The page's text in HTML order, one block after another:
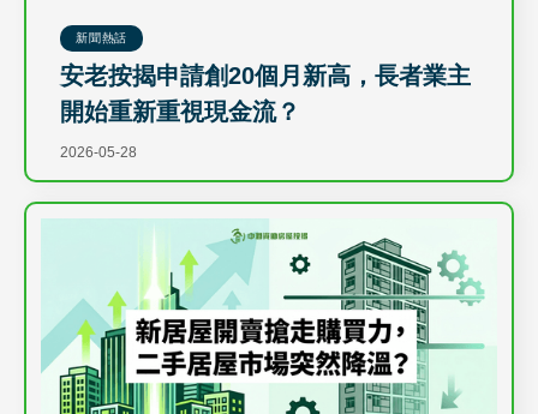
新聞熱話
安老按揭申請創20個月新高，長者業主
開始重新重視現金流？
2026-05-28